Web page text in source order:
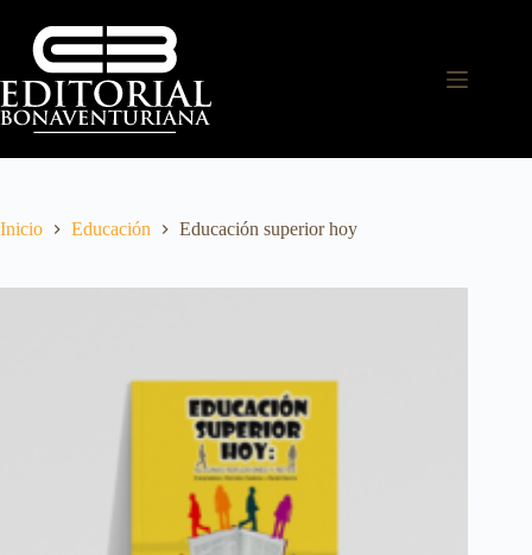
Inicio Educación Educación superior hoy